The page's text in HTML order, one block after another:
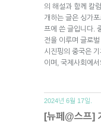
의 해설과 함께 칼
개하는 글은 싱가
프에 쓴 글입니다.
전을 이루며 글로
시진핑의 중국은
이며, 국제사회에
2024년 6월 17일.
[뉴페@스프]